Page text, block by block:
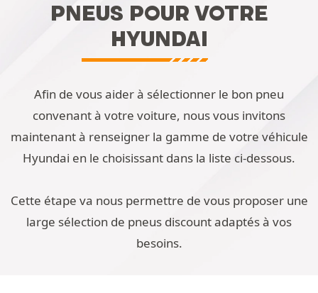
PNEUS POUR VOTRE
HYUNDAI
Afin de vous aider à sélectionner le bon pneu
convenant à votre voiture, nous vous invitons
maintenant à renseigner la gamme de votre véhicule
Hyundai en le choisissant dans la liste ci-dessous.
Cette étape va nous permettre de vous proposer une
large sélection de pneus discount adaptés à vos
besoins.